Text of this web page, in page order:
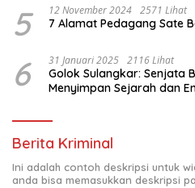
5 12 November 2024 2571 Lihat
7 Alamat Pedagang Sate
6 31 Januari 2025 2116 Lihat
Golok Sulangkar: Senjata
Menyimpan Sejarah dan
Berita Kriminal
Ini adalah contoh deskripsi untuk
anda bisa memasukkan deskripsi